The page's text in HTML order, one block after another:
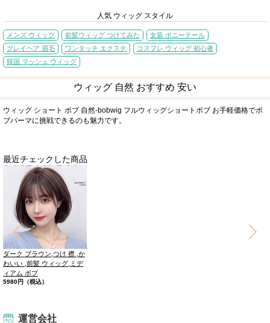
人気 ウィッグ スタイル
メンズ ウィッグ 前髪ウィッグ つけてみた
女装 ポニーテール
グレイヘア 眉毛
ワンタッチ エクステ
コスプレ ウィッグ 初心者
韓国 マッシュ ウィッグ
ウィッグ 自然 おすすめ 安い
ウィッグ ショート ボブ 自然-bobwig フルウィッグショートボブ お手軽価格でボ
ブパーマに挑戦できるのも魅力です。
最近チェックした商品
ダーク ブラウン,つけ 襟 ,か
わいい ,前髪 ウィッグ,ミデ
ィアム ボブ
5980円（税込）
運営会社